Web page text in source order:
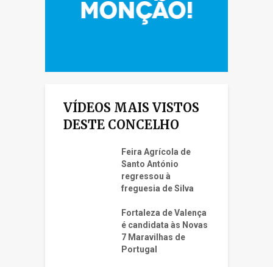
VÍDEOS MAIS VISTOS
DESTE CONCELHO
Feira Agrícola de
Santo António
regressou à
freguesia de Silva
Fortaleza de Valença
é candidata às Novas
7 Maravilhas de
Portugal